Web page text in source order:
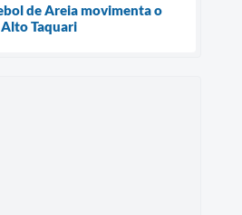
de Areia movimenta o
Taquari